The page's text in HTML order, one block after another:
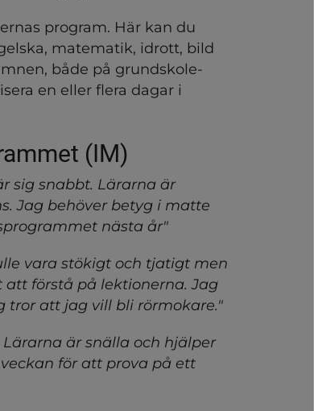
program. Här kan du
matematik, idrott, bild
både på grundskole-
en eller flera dagar i
(IM)
sig snabbt. Lärarna är
Jag behöver betyg i matte
nästa år"
vara stökigt och tjatigt men
förstå på lektionerna. Jag
tror att jag vill bli rörmokare."
är snälla och hjälper
för att prova på ett